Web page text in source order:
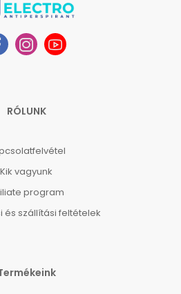
RÓLUNK
Kik vagyunk
program
és szállítási feltételek